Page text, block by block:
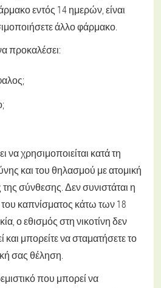
εντός 14 ημερών, είναι
άλλο φάρμακο.
προκαλέσει:
χρησιμοποιείται κατά τη
και του θηλασμού με ατομική
της σύνθεσης. Δεν συνιστάται η
καπνίσματος κάτω των 18
ο εθισμός στη νικοτίνη δεν
και μπορείτε να σταματήσετε το
σας θέληση.
που μπορεί να